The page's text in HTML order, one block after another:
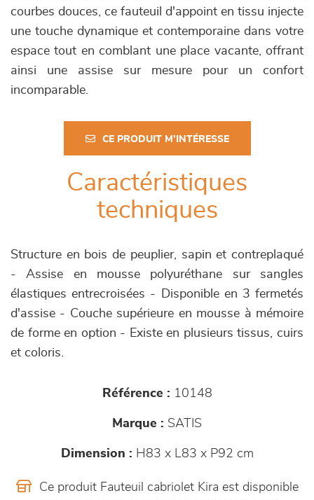
courbes douces, ce fauteuil d'appoint en tissu injecte
une touche dynamique et contemporaine dans votre
espace tout en comblant une place vacante, offrant
ainsi une assise sur mesure pour un confort
incomparable.
CE PRODUIT M'INTÉRESSE
Caractéristiques
techniques
Structure en bois de peuplier, sapin et contreplaqué
- Assise en mousse polyuréthane sur sangles
élastiques entrecroisées - Disponible en 3 fermetés
d'assise - Couche supérieure en mousse à mémoire
de forme en option - Existe en plusieurs tissus, cuirs
et coloris.
Référence : 10148
Marque : SATIS
Dimension : H83 x L83 x P92 cm
Ce produit Fauteuil cabriolet Kira est disponible